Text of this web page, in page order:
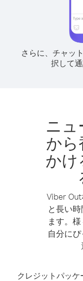
さらに、チャッ
択して
ニュ
から
かけ
Viber
と長い
ます。
自分に
クレジットパッケ